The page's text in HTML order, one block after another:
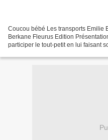
Coucou bébé Les transports Emilie
Berkane Fleurus Edition
participer le tout-petit en lui faisant